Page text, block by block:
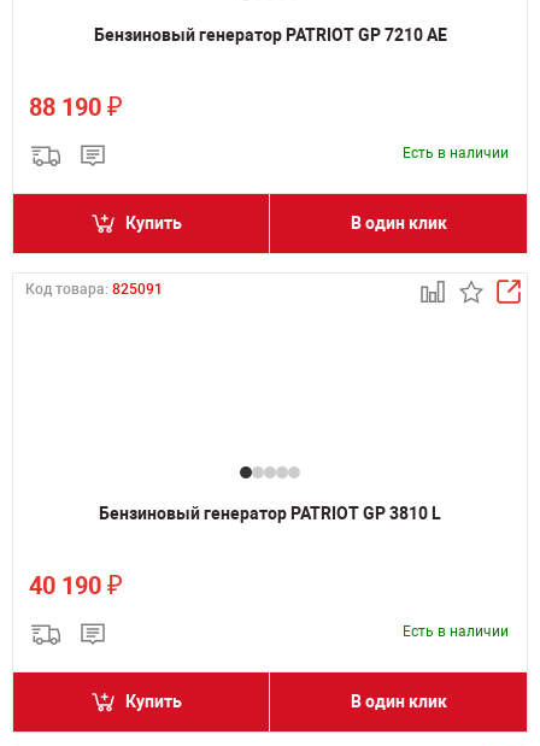
Бензиновый генератор PATRIOT GP 7210 AE
88 190 ₽
Есть в наличии
Купить В один клик
Код товара: 825091
Бензиновый генератор PATRIOT GP 3810 L
40 190 ₽
Есть в наличии
Купить В один клик